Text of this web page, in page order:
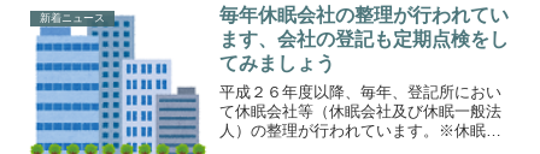
新着ニュース
毎年休眠会社の整理が行われてい
ます、会社の登記も定期点検をし
てみましょう
平成２６年度以降、毎年、登記所におい
て休眠会社等（休眠会社及び休眠一般法
人）の整理が行われています。※休眠会